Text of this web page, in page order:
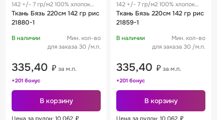
142 +/- 7 гр/м2 100% хлопок
0.29 м
Ткань Бязь 220см 142 гр рис
21880-1
В наличии
Мин. кол-во
для заказа 30 /м.п.
335,40 ₽ за м.п.
+201 бонус
В корзину
142 +/- 7 гр/м2 100% хлопок
0.29 м
Ткань Бязь 220см 142 гр рис
21859-1
В наличии
Мин. кол-во
для заказа 30 /м.п.
335,40 ₽ за м.п.
+201 бонус
В корзину